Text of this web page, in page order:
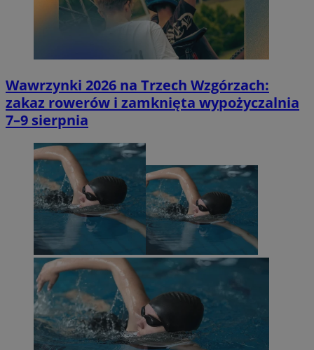
Wawrzynki 2026 na Trzech Wzgórzach:
zakaz rowerów i zamknięta wypożyczalnia
7–9 sierpnia